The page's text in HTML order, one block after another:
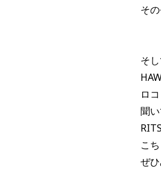
そ
そ
ロ
聞
こ
ぜ